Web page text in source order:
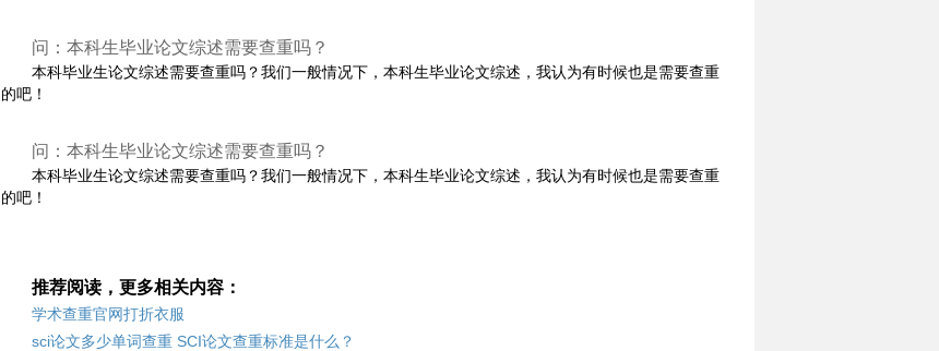
问：本科生毕业论文综述需要查重吗？
本科毕业生论文综述需要查重吗？我们一般情况下，本科生毕业论文综述，我认为有时候也是需要查重
的吧！
问：本科生毕业论文综述需要查重吗？
本科毕业生论文综述需要查重吗？我们一般情况下，本科生毕业论文综述，我认为有时候也是需要查重
的吧！
推荐阅读，更多相关内容：
学术查重官网打折衣服
sci论文多少单词查重 SCI论文查重标准是什么？